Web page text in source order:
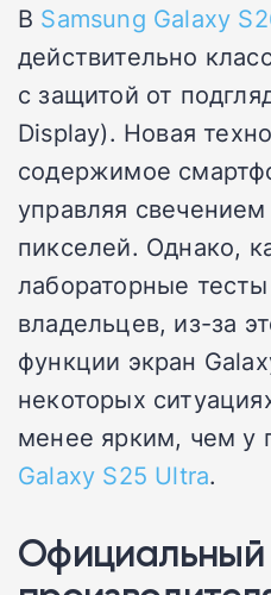
В Samsung Galaxy
действительно
с защитой от
Display). Новая
содержимое
управляя
пикселей. Однако,
лабораторные
владельцев, из-за
функции экран
некоторых
менее ярким, чем у
Galaxy S25 Ultra.
Официальный